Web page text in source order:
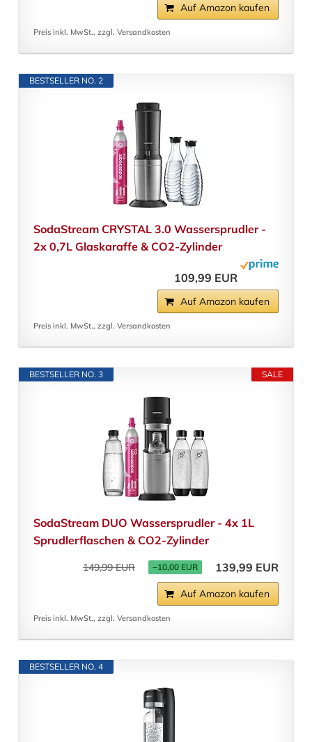
Auf Amazon kaufen
Preis inkl. MwSt., zzgl. Versandkosten
BESTSELLER NO. 2
SodaStream CRYSTAL 3.0 Wassersprudler -
2x 0,7L Glaskaraffe & CO2-Zylinder
109,99 EUR
Auf Amazon kaufen
Preis inkl. MwSt., zzgl. Versandkosten
SALE
BESTSELLER NO. 3
SodaStream DUO Wassersprudler - 4x 1L
Sprudlerflaschen & CO2-Zylinder
149,99 EUR −10,00 EUR 139,99 EUR
Auf Amazon kaufen
Preis inkl. MwSt., zzgl. Versandkosten
BESTSELLER NO. 4